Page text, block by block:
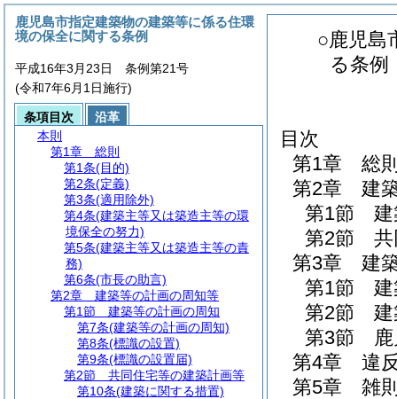
○鹿児島
る条例
目次
第1章
総
第2章
建
第1節
第2節
第3章
建
第1節
第2節
第3節
第4章
違
第5章
雑
鹿児島市指定建築物の建築等に係る住環
境の保全に関する条例
平成16年3月23日 条例第21号
(令和7年6月1日施行)
条項目次
沿革
本則
第1章
総則
第1条(目的)
第2条(定義)
第3条(適用除外)
第4条(建築主等又は築造主等の環
境保全の努力)
第5条(建築主等又は築造主等の責
務)
第6条(市長の助言)
第2章
建築等の計画の周知等
第1節
建築等の計画の周知
第7条(建築等の計画の周知)
第8条(標識の設置)
第9条(標識の設置届)
第2節
共同住宅等の建築計画等
第10条(建築に関する措置)